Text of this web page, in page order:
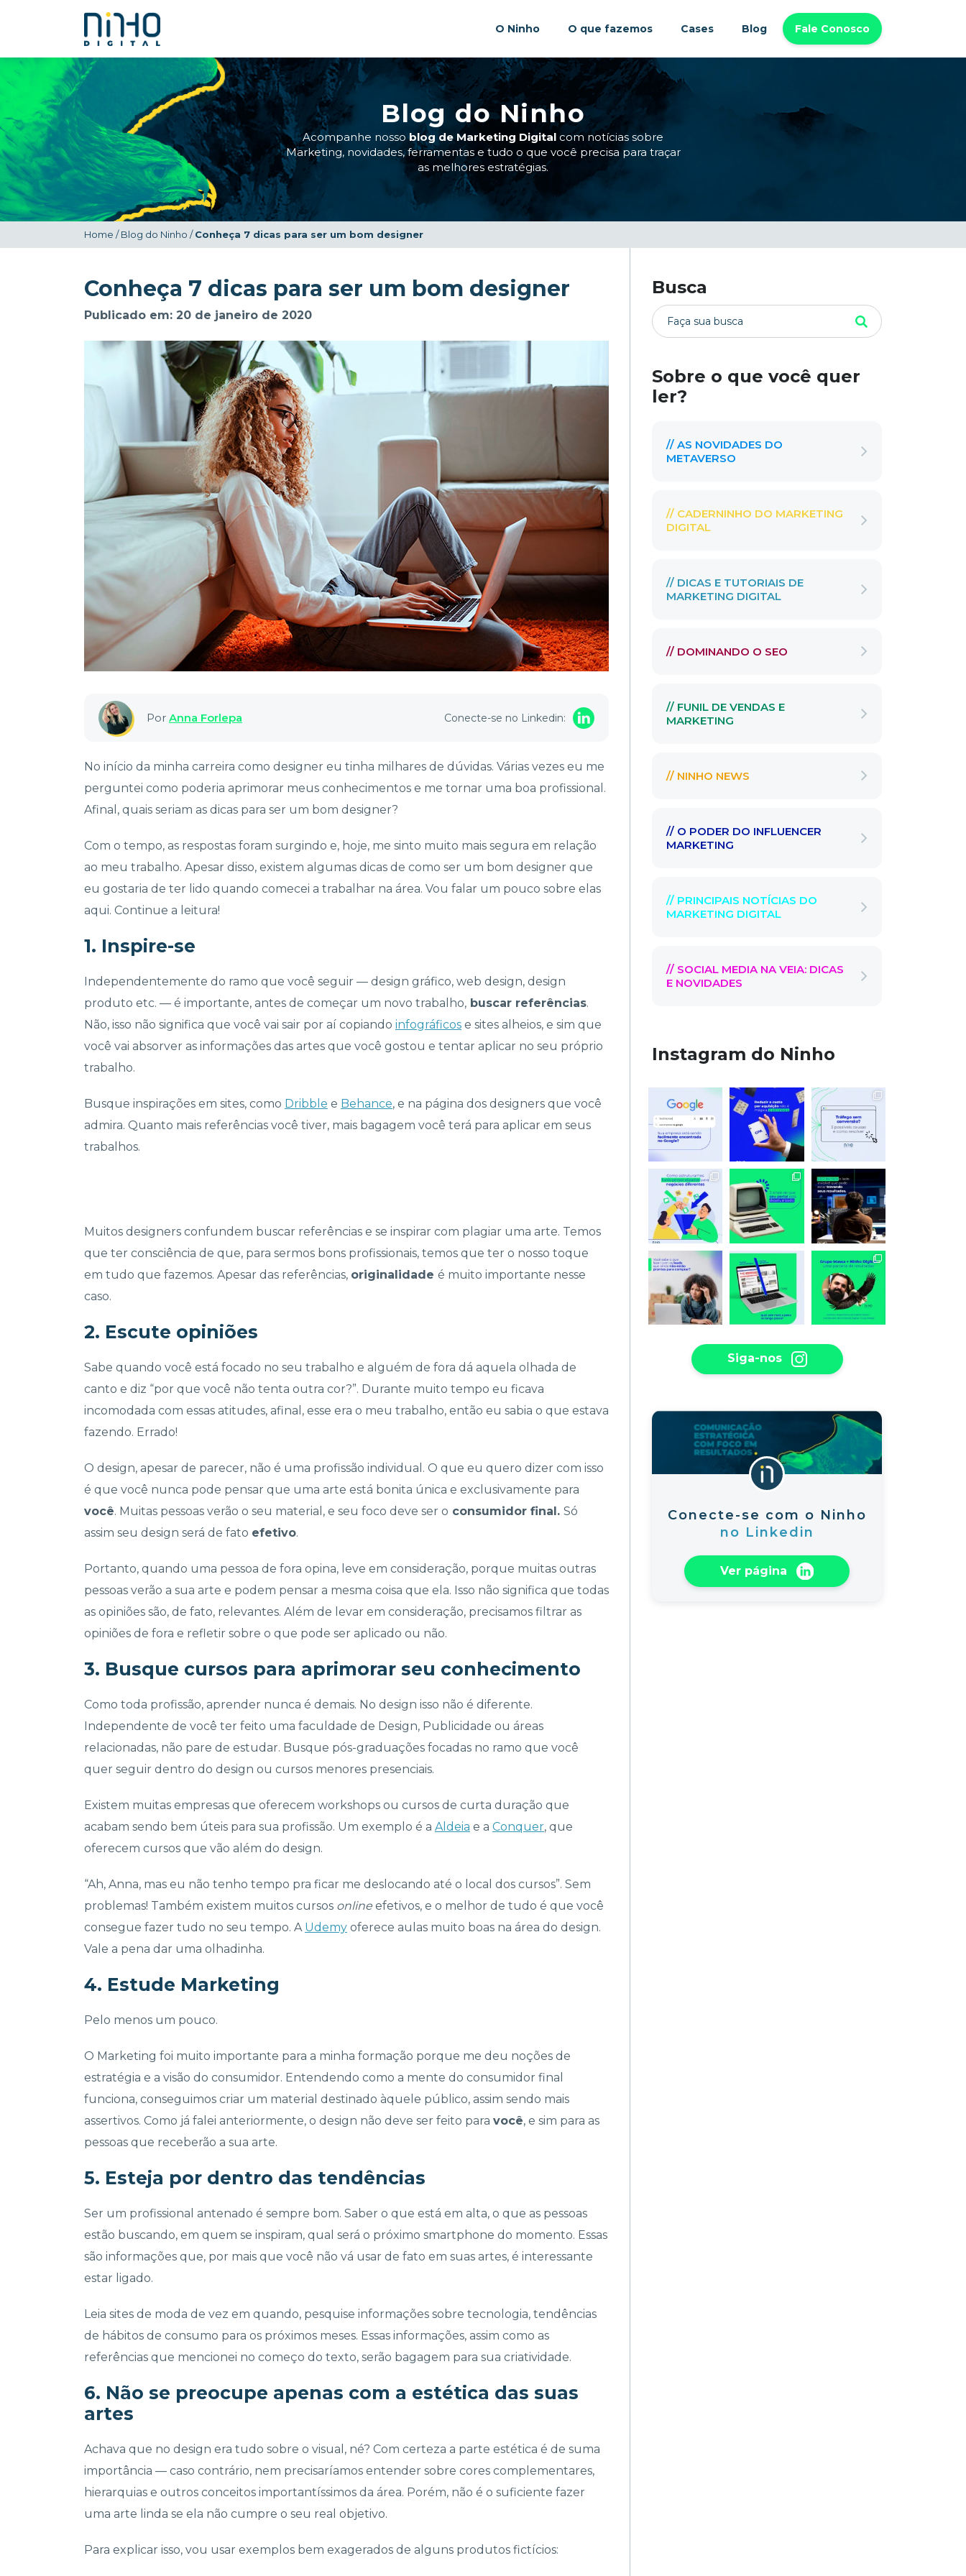
O Ninho O que fazemos Cases Blog Fale Conosco
Blog do Ninho
Acompanhe nossoblog de Marketing Digital com notícias sobre
Marketing, novidades, ferramentas e tudo o que você precisa para traçar
as melhores estratégias.
Home /Blog do Ninho /Conheça 7 dicas para ser um bom designer
Conheça 7 dicas para ser um bom designer
Publicado em: 20 de janeiro de 2020
Por Anna Forlepa Conecte-se no Linkedin:
No início da minha carreira como designer eu tinha milhares de dúvidas. Várias vezes eu me
perguntei como poderia aprimorar meus conhecimentos e me tornar uma boa profissional.
Afinal, quais seriam as dicas para ser um bom designer?
Com o tempo, as respostas foram surgindo e, hoje, me sinto muito mais segura em relação
ao meu trabalho. Apesar disso, existem algumas dicas de como ser um bom designer que
eu gostaria de ter lido quando comecei a trabalhar na área. Vou falar um pouco sobre elas
aqui. Continue a leitura!
1. Inspire-se
Independentemente do ramo que você seguir — design gráfico, web design, design
produto etc. — é importante, antes de começar um novo trabalho, buscar referências.
Não, isso não significa que você vai sair por aí copiando infográficos e sites alheios, e sim que
você vai absorver as informações das artes que você gostou e tentar aplicar no seu próprio
trabalho.
Busque inspirações em sites, como Dribble e Behance, e na página dos designers que você
admira. Quanto mais referências você tiver, mais bagagem você terá para aplicar em seus
trabalhos.
Muitos designers confundem buscar referências e se inspirar com plagiar uma arte. Temos
que ter consciência de que, para sermos bons profissionais, temos que ter o nosso toque
em tudo que fazemos. Apesar das referências, originalidade é muito importante nesse
caso.
2. Escute opiniões
Sabe quando você está focado no seu trabalho e alguém de fora dá aquela olhada de
canto e diz “por que você não tenta outra cor?”. Durante muito tempo eu ficava
incomodada com essas atitudes, afinal, esse era o meu trabalho, então eu sabia o que estava
fazendo. Errado!
O design, apesar de parecer, não é uma profissão individual. O que eu quero dizer com isso
é que você nunca pode pensar que uma arte está bonita única e exclusivamente para
você. Muitas pessoas verão o seu material, e seu foco deve ser o consumidor final. Só
assim seu design será de fato efetivo.
Portanto, quando uma pessoa de fora opina, leve em consideração, porque muitas outras
pessoas verão a sua arte e podem pensar a mesma coisa que ela. Isso não significa que todas
as opiniões são, de fato, relevantes. Além de levar em consideração, precisamos filtrar as
opiniões de fora e refletir sobre o que pode ser aplicado ou não.
3. Busque cursos para aprimorar seu conhecimento
Como toda profissão, aprender nunca é demais. No design isso não é diferente.
Independente de você ter feito uma faculdade de Design, Publicidade ou áreas
relacionadas, não pare de estudar. Busque pós-graduações focadas no ramo que você
quer seguir dentro do design ou cursos menores presenciais.
Existem muitas empresas que oferecem workshops ou cursos de curta duração que
acabam sendo bem úteis para sua profissão. Um exemplo é a Aldeia e a Conquer, que
oferecem cursos que vão além do design.
“Ah, Anna, mas eu não tenho tempo pra ficar me deslocando até o local dos cursos”. Sem
problemas! Também existem muitos cursos online efetivos, e o melhor de tudo é que você
consegue fazer tudo no seu tempo. A Udemy oferece aulas muito boas na área do design.
Vale a pena dar uma olhadinha.
4. Estude Marketing
Pelo menos um pouco.
O Marketing foi muito importante para a minha formação porque me deu noções de
estratégia e a visão do consumidor. Entendendo como a mente do consumidor final
funciona, conseguimos criar um material destinado àquele público, assim sendo mais
assertivos. Como já falei anteriormente, o design não deve ser feito para você, e sim para as
pessoas que receberão a sua arte.
5. Esteja por dentro das tendências
Ser um profissional antenado é sempre bom. Saber o que está em alta, o que as pessoas
estão buscando, em quem se inspiram, qual será o próximo smartphone do momento. Essas
são informações que, por mais que você não vá usar de fato em suas artes, é interessante
estar ligado.
Leia sites de moda de vez em quando, pesquise informações sobre tecnologia, tendências
de hábitos de consumo para os próximos meses. Essas informações, assim como as
referências que mencionei no começo do texto, serão bagagem para sua criatividade.
6. Não se preocupe apenas com a estética das suas
artes
Achava que no design era tudo sobre o visual, né? Com certeza a parte estética é de suma
importância — caso contrário, nem precisaríamos entender sobre cores complementares,
hierarquias e outros conceitos importantíssimos da área. Porém, não é o suficiente fazer
uma arte linda se ela não cumpre o seu real objetivo.
Para explicar isso, vou usar exemplos bem exagerados de alguns produtos fictícios:
Busca
Sobre o que você quer
ler?
// AS NOVIDADES DO
METAVERSO
// CADERNINHO DO MARKETING
DIGITAL
// DICAS E TUTORIAIS DE
MARKETING DIGITAL
// DOMINANDO O SEO
// FUNIL DE VENDAS E
MARKETING
// NINHO NEWS
// O PODER DO INFLUENCER
MARKETING
// PRINCIPAIS NOTÍCIAS DO
MARKETING DIGITAL
// SOCIAL MEDIA NA VEIA: DICAS
E NOVIDADES
Instagram do Ninho
Siga-nos
Conecte-se com o Ninho
no Linkedin
Ver página